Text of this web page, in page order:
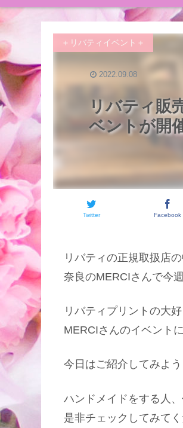
リバティ販
ベントが開
＋リバティイベント＋
Twitter Facebook
2022.09.08
リバティの正規取扱店
奈良のMERCIさんで今
リバティプリントの大
MERCIさんのイベント
今日はご紹介してみよう
ハンドメイドをする人
是非チェックしてみて